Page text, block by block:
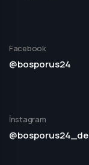
Facebook
@bosporus24
İnstagram
@bosporus24_de